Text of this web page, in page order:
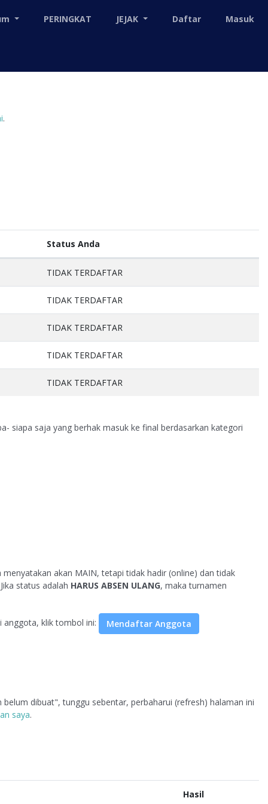
PERINGKAT JEJAK Daftar Masuk
.
Status Anda
TIDAK TERDAFTAR
TIDAK TERDAFTAR
TIDAK TERDAFTAR
TIDAK TERDAFTAR
TIDAK TERDAFTAR
siapa saja yang berhak masuk ke final berdasarkan kategori
menyatakan akan MAIN, tetapi tidak hadir (online) dan tidak
status adalah HARUS ABSEN ULANG, maka turnamen
anggota, klik tombol ini:
dibuat", tunggu sebentar, perbaharui (refresh) halaman ini
saya.
Hasil